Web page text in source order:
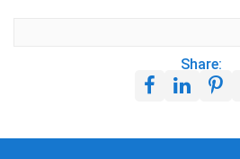
Share: